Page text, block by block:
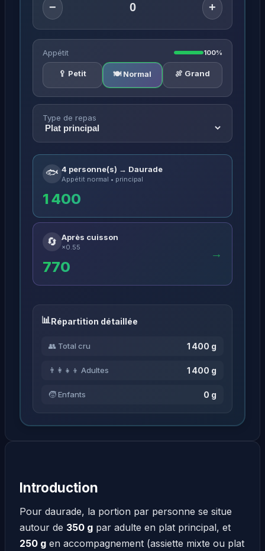
− +
Appétit 100%
🥄 Petit 🍽️ Normal 🍖 Grand
Type de repas
🐟 4 personne(s) → Daurade
Appétit normal • principal
1 400
🔄 Après cuisson
×0.55
770
→
Répartition détaillée
👥 Total cru 1 400 g
👨‍👩‍👧‍👦 Adultes 1 400 g
🧒 Enfants 0 g
Introduction
Pour daurade, la portion par personne se situe
autour de 350 g par adulte en plat principal, et
250 g en accompagnement (assiette mixte ou plat